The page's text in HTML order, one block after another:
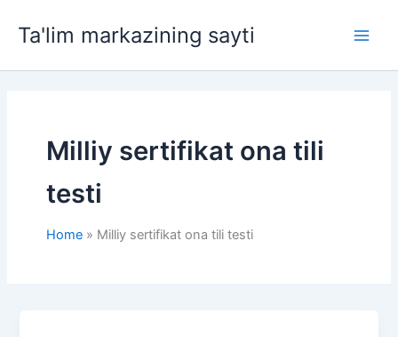
Ta'lim markazining sayti
Milliy sertifikat ona tili
testi
Home Milliy sertifikat ona tili testi